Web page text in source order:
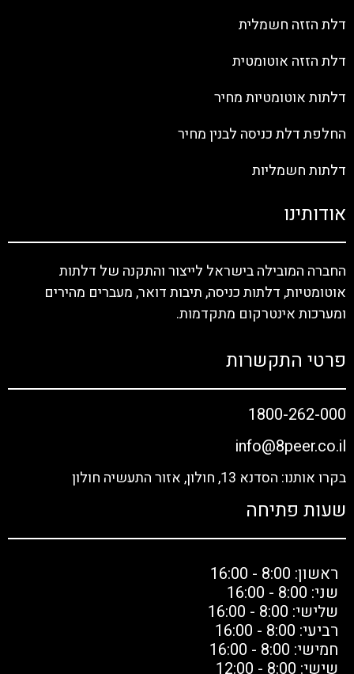
דלת הזזה חשמלית
דלת הזזה אוטומטית
דלתות אוטומטיות מחיר
החלפת דלת כניסה לבנין מחיר
דלתות חשמליות
אודותינו
החברה המובילה בישראל לייצור והתקנה של דלתות
אוטומטיות, דלתות כניסה, תיבות דואר, מעברים מהירים
ומערכות אינטרקום מתקדמות.
פרטי התקשרות
1800-262-000
info@8peer.co.il
בקרו אותנו: הסדנא 13, חולון, אזור התעשיה חולון
שעות פתיחה
ראשון: 8:00 - 16:00
שני: 8:00 - 16:00
שלישי: 8:00 - 16:00
רביעי: 8:00 - 16:00
חמישי: 8:00 - 16:00
שישי: 8:00 - 12:00